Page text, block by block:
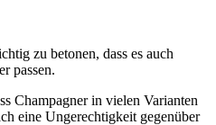
zu betonen, dass es auch
passen.
Champagner in vielen Varianten
eine Ungerechtigkeit gegenüber